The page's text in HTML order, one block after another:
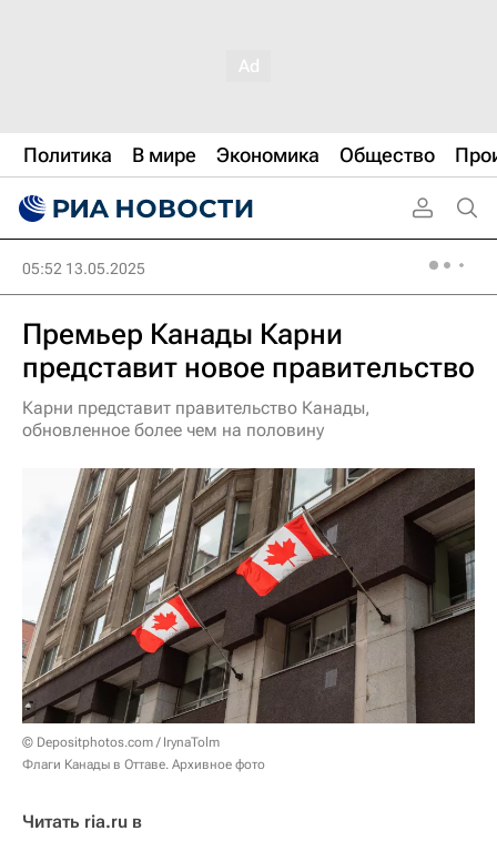
Политика В мире Экономика Общество
05:52 13.05.2025
Премьер Канады Карни
представит новое правительство
Карни представит правительство Канады,
обновленное более чем на половину
© Depositphotos.com / IrynaTolm
Флаги Канады в Оттаве. Архивное фото
Читать ria.ru в